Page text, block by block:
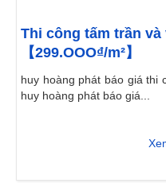
Thi công tấm trần và
【299.OOO₫/m²】
huy hoàng phát báo giá thi
huy hoàng phát báo giá...